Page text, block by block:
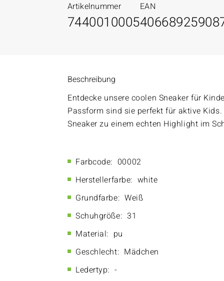
Artikelnummer
7440010005
EAN
Beschreibung
Entdecke unsere coolen Sneaker für
Passform sind sie perfekt für aktive
Sneaker zu einem echten Highlight im
Farbcode: 00002
Herstellerfarbe: white
Grundfarbe: Weiß
Schuhgröße: 31
Material: pu
Geschlecht: Mädchen
Ledertyp: -